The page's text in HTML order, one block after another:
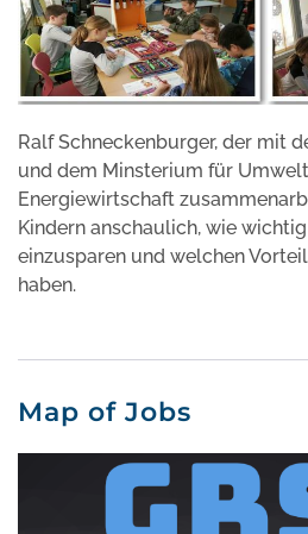
Ralf Schneckenburger, der mit
und dem Minsterium für
Energiewirtschaft
Kindern anschaulich, wie
einzusparen und welchen
haben.
Map of Jobs